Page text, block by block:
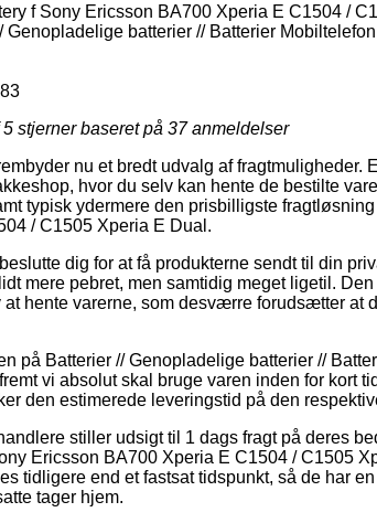
f Sony Ericsson BA700 Xperia E C1504 /
Genopladelige batterier // Batterier
stjerner baseret på 37anmeldelser
nu et bredt udvalg af fragtmuligheder.
hvor du selv kan hente de bestilte
typisk ydermere den prisbilligste
/ C1505 Xperia E Dual.
dig for at få produkterne sendt til din
mere pebret, men samtidig meget ligetil.
hente varerne, som desværre forudsætter at
på Batterier // Genopladelige batterier //
vi absolut skal bruge varen inden for kort
den estimerede leveringstid på den
stiller udsigt til 1 dags fragt på deres
Ericsson BA700 Xperia E C1504 / C1505
tidligere end et fastsat tidspunkt, så de har
tager hjem.